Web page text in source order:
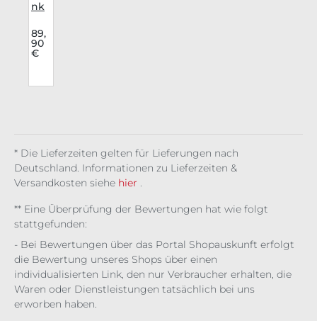
nk
e
We
ste
ex
89,
90
€
* Die Lieferzeiten gelten für Lieferungen nach
Deutschland. Informationen zu Lieferzeiten &
Versandkosten siehe hier .
** Eine Überprüfung der Bewertungen hat wie folgt
stattgefunden:
- Bei Bewertungen über das Portal Shopauskunft erfolgt
die Bewertung unseres Shops über einen
individualisierten Link, den nur Verbraucher erhalten, die
Waren oder Dienstleistungen tatsächlich bei uns
erworben haben.